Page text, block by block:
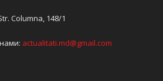
Columna, 148/1
actualitati.md@gmail.com